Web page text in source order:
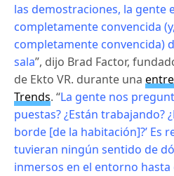
las demostraciones, la gente
completamente convencida
completamente convencida)
sala”, dijo Brad Factor,
de Ekto VR. durante una
Trends. “La gente nos
puestas?¿Están trabajando?
borde [de la habitación]?’ Es
tuvieran ningún sentido de
inmersos en el entorno